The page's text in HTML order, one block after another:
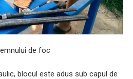
de foc
blocul este adus sub capul de